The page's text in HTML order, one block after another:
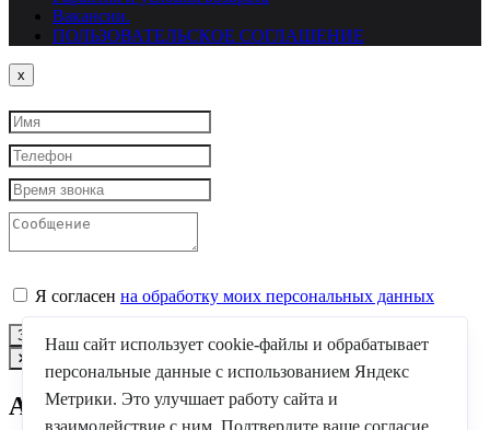
Вакансии.
ПОЛЬЗОВАТЕЛЬСКОЕ СОГЛАШЕНИЕ
x
Я согласен на обработку моих персональных данных
Закрыть Заказать звонок
Авторизация
Наш сайт использует cookie-файлы и обрабатывает
персональные данные с использованием Яндекс
Метрики. Это улучшает работу сайта и
взаимодействие с ним. Подтвердите ваше согласие,